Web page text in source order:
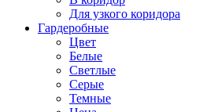
Для узкого коридора
Гардеробные
Цвет
Белые
Светлые
Серые
Темные